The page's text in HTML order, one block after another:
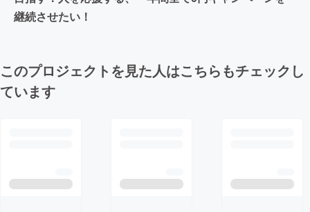
継続させたい！
このプロジェクトを見た人はこちらもチェックし
ています